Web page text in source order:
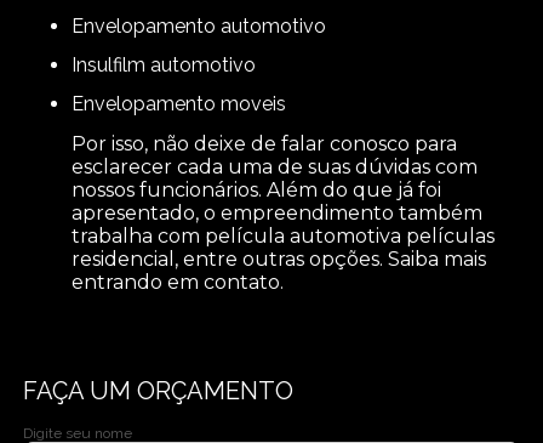
envelopamento automotivo
insulfilm automotivo
envelopamento moveis
Por isso, não deixe de falar conosco para
esclarecer cada uma de suas dúvidas com
nossos funcionários. Além do que já foi
apresentado, o empreendimento também
trabalha com película automotiva películas
residencial, entre outras opções. Saiba mais
entrando em contato.
FAÇA UM ORÇAMENTO
Digite seu nome